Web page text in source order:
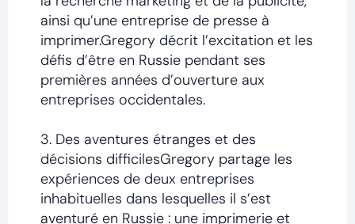
ainsi qu’une entreprise de presse à
imprimer.Gregory décrit l’excitation et les
défis d’être en Russie pendant ses
premières années d’ouverture aux
entreprises occidentales.
3. Des aventures étranges et des
décisions difficilesGregory partage les
expériences de deux entreprises
inhabituelles dans lesquelles il s’est
aventuré en Russie : une imprimerie et